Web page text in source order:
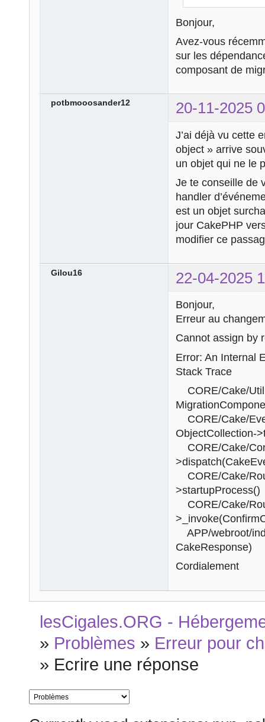
Bonjour,
Avez-vous
sur les
composant de
potbmooosander12 20-11-2025
J’ai déjà vu cette
object » arrive
un objet qui ne le
Je te conseille de
handler
est un objet
jour CakePHP
modifier ce
Gilou16 22-04-2025
Bonjour,
Erreur au
Cannot assign by
Error: An Internal
Stack Trace
CORE/Cake/
CORE/Cake/
ObjectCollection-
CORE/Cake/
CORE/Cake/
>startupProcess()
CORE/Cake/
APP/webroot/
CakeResponse)
Cordialement
lesCigales.ORG -
» Problèmes » Erreur pour
» Ecrire une réponse